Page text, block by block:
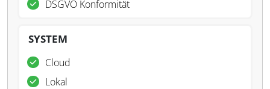
DSGVO Konformität
SYSTEM
Cloud
Lokal